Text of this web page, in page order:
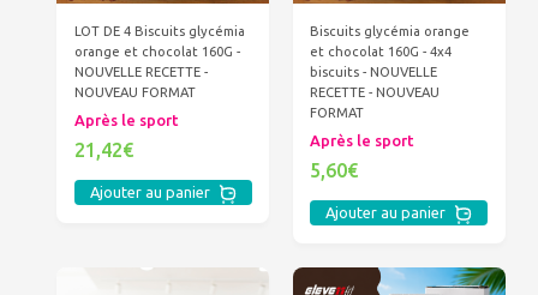
LOT DE 4 Biscuits glycémia
orange et chocolat 160G -
NOUVELLE RECETTE -
NOUVEAU FORMAT
Après le sport
21,42€
Ajouter au panier
Biscuits glycémia orange
et chocolat 160G - 4x4
biscuits - NOUVELLE
RECETTE - NOUVEAU
FORMAT
Après le sport
5,60€
Ajouter au panier